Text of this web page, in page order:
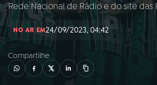
INÍCIO
Rede Nacional de Rádio e do site das
NO AR EM24/09/2023, 04:42
Compartilhe